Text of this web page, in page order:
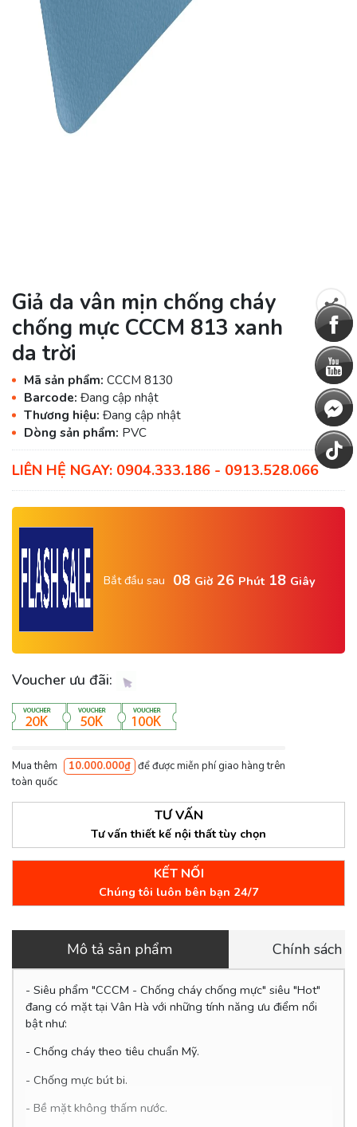
Giả da vân mịn chống cháy
chống mực CCCM 813 xanh
da trời
Mã sản phẩm: CCCM 8130
Barcode: Đang cập nhật
Thương hiệu: Đang cập nhật
Dòng sản phẩm: PVC
LIÊN HỆ NGAY: 0904.333.186 - 0913.528.066
Bắt đầu sau 08 Giờ 26 Phút 17 Giây
Voucher ưu đãi:
Mua thêm 10.000.000₫ để được miễn phí giao hàng trên
toàn quốc
TƯ VẤN
Tư vấn thiết kế nội thất tùy chọn
KẾT NỐI
Chúng tôi luôn bên bạn 24/7
Mô tả sản phẩm Chính sách
- Siêu phẩm "CCCM - Chống cháy chống mực" siêu "Hot"
đang có mặt tại Vân Hà với những tính năng ưu điểm nổi
bật như:
- Chống cháy theo tiêu chuẩn Mỹ.
- Chống mực bút bi.
- Bề mặt không thấm nước.